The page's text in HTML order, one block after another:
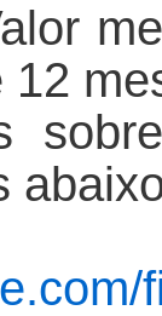
12